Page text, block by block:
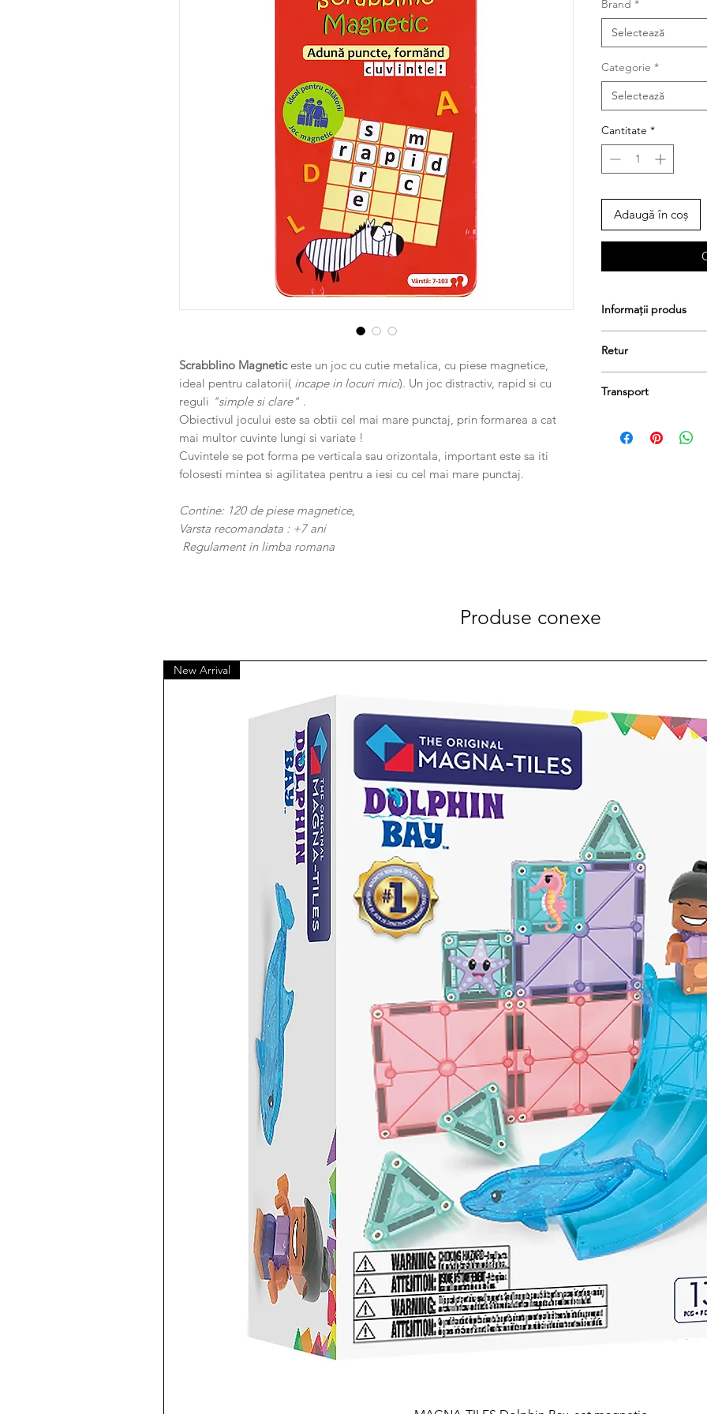
Scrabblino Magneticeste un joc cu cutie metalica, cu piese magnetice,
ideal pentru calatorii( incape in locuri mici). Un joc distractiv, rapid si cu
reguli "simple si clare" .
Obiectivul jocului este sa obtii cel mai mare punctaj, prin formarea a cat
mai multor cuvinte lungi si variate !
Cuvintele se pot forma pe verticala sau orizontala, important este sa iti
folosesti mintea si agilitatea pentru a iesi cu cel mai mare punctaj.
Contine: 120 de piese magnetice,
Varsta recomandata : +7 ani
Regulament in limba romana
Brand *
Selectează
Categorie *
Selectează
Cantitate *
Adaugă în coș
Informații produs
Varsta recomandata :
Regulament in
Retur
păstrați etichetele și
Transport
zile lucrătoare.
Produse conexe
New Arrival